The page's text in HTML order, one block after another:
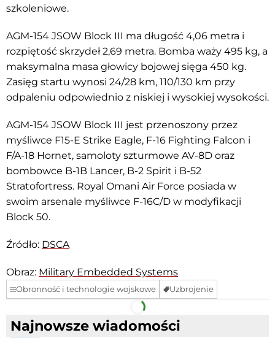
szkoleniowe.
AGM-154 JSOW Block III ma długość 4,06 metra i
rozpiętość skrzydeł 2,69 metra. Bomba waży 495 kg, a
maksymalna masa głowicy bojowej sięga 450 kg.
Zasięg startu wynosi 24/28 km, 110/130 km przy
odpaleniu odpowiednio z niskiej i wysokiej wysokości.
AGM-154 JSOW Block III jest przenoszony przez
myśliwce F15-E Strike Eagle, F-16 Fighting Falcon i
F/A-18 Hornet, samoloty szturmowe AV-8D oraz
bombowce B-1B Lancer, B-2 Spirit i B-52
Stratofortress. Royal Omani Air Force posiada w
swoim arsenale myśliwce F-16C/D w modyfikacji
Block 50.
Źródło: DSCA
Obraz: Military Embedded Systems
Obronność i technologie wojskowe Uzbrojenie
Facebook Telegram
Najnowsze wiadomości